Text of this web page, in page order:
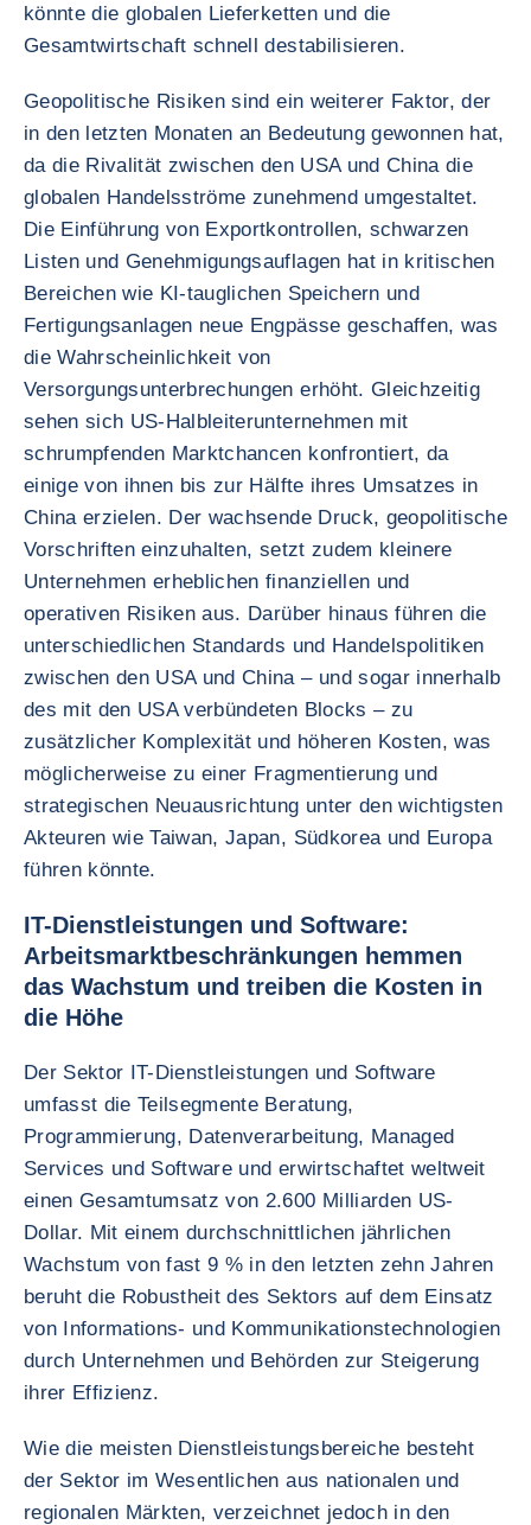
könnte die globalen Lieferketten und die
Gesamtwirtschaft schnell destabilisieren.
Geopolitische Risiken sind ein weiterer Faktor, der
in den letzten Monaten an Bedeutung gewonnen hat,
da die Rivalität zwischen den USA und China die
globalen Handelsströme zunehmend umgestaltet.
Die Einführung von Exportkontrollen, schwarzen
Listen und Genehmigungsauflagen hat in kritischen
Bereichen wie KI-tauglichen Speichern und
Fertigungsanlagen neue Engpässe geschaffen, was
die Wahrscheinlichkeit von
Versorgungsunterbrechungen erhöht. Gleichzeitig
sehen sich US-Halbleiterunternehmen mit
schrumpfenden Marktchancen konfrontiert, da
einige von ihnen bis zur Hälfte ihres Umsatzes in
China erzielen. Der wachsende Druck, geopolitische
Vorschriften einzuhalten, setzt zudem kleinere
Unternehmen erheblichen finanziellen und
operativen Risiken aus. Darüber hinaus führen die
unterschiedlichen Standards und Handelspolitiken
zwischen den USA und China – und sogar innerhalb
des mit den USA verbündeten Blocks – zu
zusätzlicher Komplexität und höheren Kosten, was
möglicherweise zu einer Fragmentierung und
strategischen Neuausrichtung unter den wichtigsten
Akteuren wie Taiwan, Japan, Südkorea und Europa
führen könnte.
IT-Dienstleistungen und Software:
Arbeitsmarktbeschränkungen hemmen
das Wachstum und treiben die Kosten in
die Höhe
Der Sektor IT-Dienstleistungen und Software
umfasst die Teilsegmente Beratung,
Programmierung, Datenverarbeitung, Managed
Services und Software und erwirtschaftet weltweit
einen Gesamtumsatz von 2.600 Milliarden US-
Dollar. Mit einem durchschnittlichen jährlichen
Wachstum von fast 9 % in den letzten zehn Jahren
beruht die Robustheit des Sektors auf dem Einsatz
von Informations- und Kommunikationstechnologien
durch Unternehmen und Behörden zur Steigerung
ihrer Effizienz.
Wie die meisten Dienstleistungsbereiche besteht
der Sektor im Wesentlichen aus nationalen und
regionalen Märkten, verzeichnet jedoch in den